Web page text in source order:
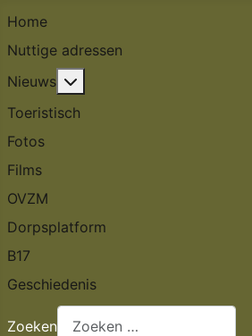
Home
Nuttige adressen
Nieuws
Toeristisch
Fotos
Films
OVZM
Dorpsplatform
B17
Geschiedenis
Zoeken